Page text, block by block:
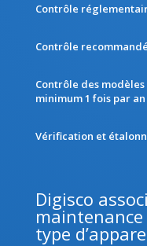
Contrôle
Contrôle
Contrôle des
minimum 1 fois par an
Vérification et
Digisco
type